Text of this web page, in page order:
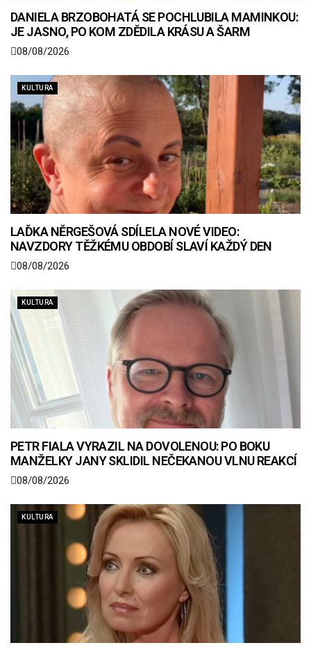
DANIELA BRZOBOHATÁ SE POCHLUBILA MAMINKOU:
JE JASNO, PO KOM ZDĚDILA KRÁSU A ŠARM
08/08/2026
KULTURA
LAĎKA NĚRGEŠOVÁ SDÍLELA NOVÉ VIDEO:
NAVZDORY TĚŽKÉMU OBDOBÍ SLAVÍ KAŽDÝ DEN
08/08/2026
KULTURA
PETR FIALA VYRAZIL NA DOVOLENOU: PO BOKU
MANŽELKY JANY SKLIDIL NEČEKANOU VLNU REAKCÍ
08/08/2026
KULTURA